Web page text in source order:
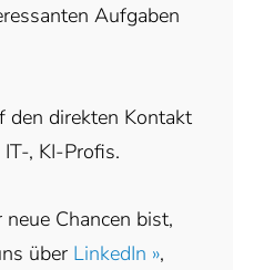
Aufgaben
den direkten Kontakt
, KI-Profis.
Chancen bist,
über LinkedIn »,